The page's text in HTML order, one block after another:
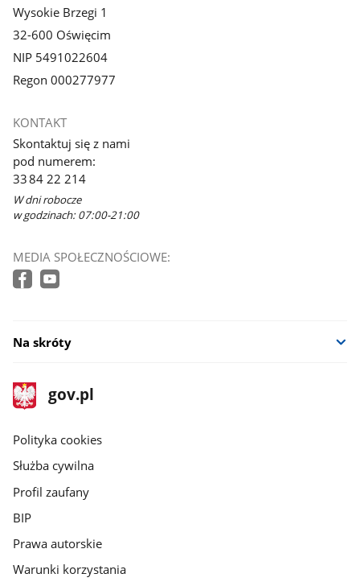
Wysokie Brzegi 1
32-600 Oświęcim
NIP 5491022604
Regon 000277977
KONTAKT
Skontaktuj się z nami
pod numerem:
33 84 22 214
W dni robocze
w godzinach: 07:00-21:00
MEDIA SPOŁECZNOŚCIOWE:
Na skróty
stopka
gov.pl
Strona
gov.pl
gov.pl
Polityka cookies
Służba cywilna
Profil zaufany
BIP
Prawa autorskie
Warunki korzystania